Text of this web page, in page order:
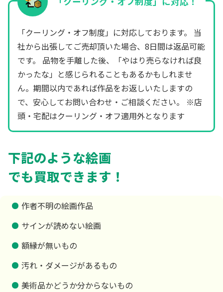
「クーリング・オフ制度」に対応しております。 当
社から出張してご売却頂いた場合、8日間は返品可能
です。 品物を手離した後、「やはり売らなければ良
かったな」と感じられることもあるかもしれませ
ん。期間以内であれば作品をお返しいたしますの
で、安心してお問い合わせ・ご相談ください。 ※店
頭・宅配はクーリング・オフ適用外となります
下記のような絵画
でも買取できます！
作者不明の絵画作品
サインが読めない絵画
額縁が無いもの
汚れ・ダメージがあるもの
美術品かどうか分からないもの